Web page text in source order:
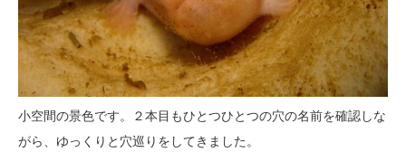
小空間の景色です。２本目もひとつひとつの穴の名前を確認しな
がら、ゆっくりと穴巡りをしてきました。